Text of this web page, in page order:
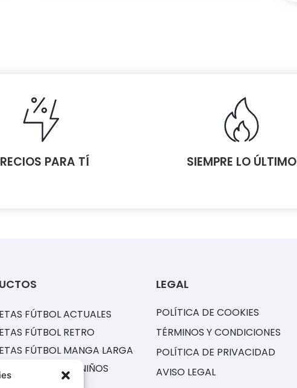
PARA TÍ SIEMPRE LO ÚLTIMO
FÚTBOL ACTUALES
FÚTBOL RETRO
FÚTBOL MANGA LARGA
FÚTBOL NIÑOS
LEGAL
POLÍTICA DE COOKIES
TÉRMINOS Y CONDICIONES
POLÍTICA DE PRIVACIDAD
AVISO LEGAL